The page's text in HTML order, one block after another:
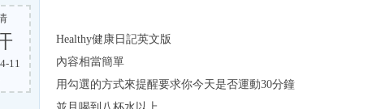
11
Healthy健康日記英文版
內容相當簡單
用勾選的方式來提醒要求你今天是否運動30分鐘